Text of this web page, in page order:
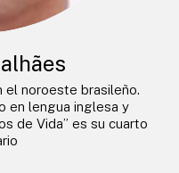
el noroeste brasileño.
en lengua inglesa y
de Vida” es su cuarto